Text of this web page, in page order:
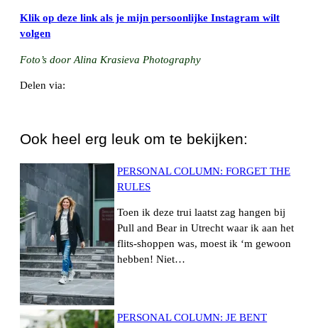
Klik op deze link als je mijn persoonlijke Instagram wilt
volgen
Foto’s door Alina Krasieva Photography
Delen via:
Ook heel erg leuk om te bekijken:
PERSONAL COLUMN: FORGET THE
RULES
Toen ik deze trui laatst zag hangen bij
Pull and Bear in Utrecht waar ik aan het
flits-shoppen was, moest ik ‘m gewoon
hebben! Niet…
PERSONAL COLUMN: JE BENT